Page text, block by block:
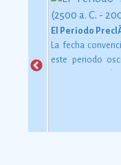
El Periodo
La fecha
este periodo